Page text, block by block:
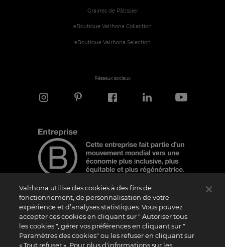
Graines de Pâtissier
eBoutique Valrhona Collection
eBoutique Valrhona Selection
Réseaux sociaux
Note d'information
Le logo “Certified B Corporation” est attribué par B Lab, une organisation privée à
but non lucratif, aux entreprises qui, comme la nôtre, ont réalisé avec succès le B
Impact Assessment (“BIA”) et répondent aux exigences de B Lab en matière de
performance sociale et environnementale, de responsabilité et de transparence. Il
Valrhona utilise des cookies à des fins de
fonctionnement, de personnalisation de votre
expérience et d’analyses statistiques. Vous pouvez
accepter ces cookies en cliquant sur " Autoriser tous
les cookies ", gérer vos préférences en cliquant sur "
Paramètres des cookies" ou les refuser en cliquant sur
« Tout refuser ». Pour plus d'informations sur les